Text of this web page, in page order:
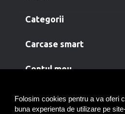
Folosim cookies pentru a va oferi
buna experienta de utilizare pe
categorii
carcase smart
contul meu